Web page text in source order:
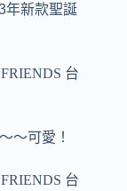
年新款聖誕
～可愛！